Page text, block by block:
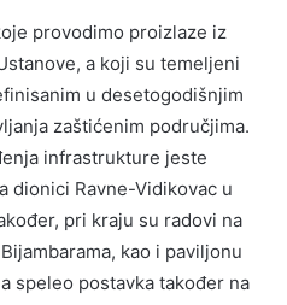
provodimo proizlaze iz
a koji su temeljeni
u desetogodišnjim
zaštićenim područjima.
infrastrukture jeste
dionici Ravne-Vidikovac u
pri kraju su radovi na
kao i paviljonu
speleo postavka također na